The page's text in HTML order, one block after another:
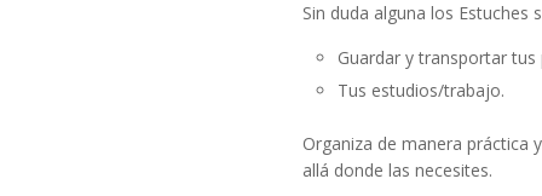
Sin duda alguna los
Guardar y transportar tus
Tus estudios/trabajo.
Organiza de manera práctica
allá donde las necesites.